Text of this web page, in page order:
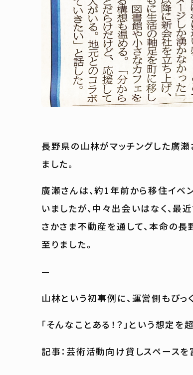
長野県の山林がマッチングした廣
ました。
廣瀬さんは、約1年前から移住イベ
いましたが、中々出会いはなく、
さかさま不動産を通して、本命の
至りました。
—
山林という初事例に、運営側もびっく
「そんなことある！？」という想定
記事：芸術活動向け貸しスペース